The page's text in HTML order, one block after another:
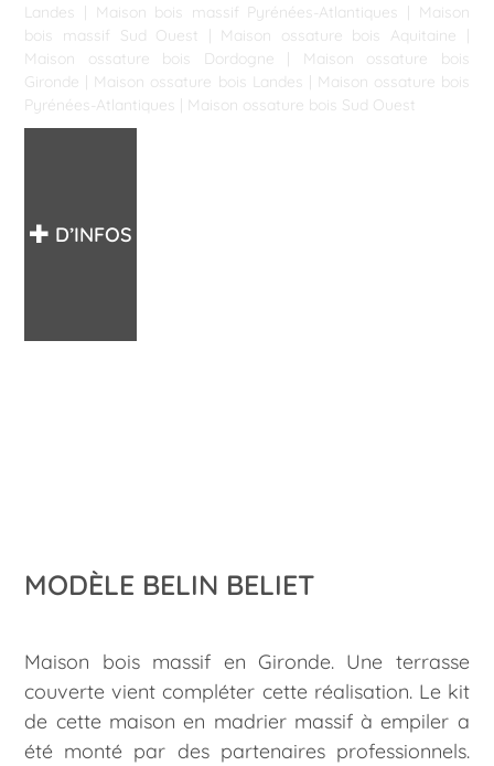
Landes | Maison bois massif Pyrénées-Atlantiques |
Maison
bois massif Sud Ouest
| Maison ossature bois Aquitaine |
Maison ossature bois Dordogne |
Maison ossature bois
Gironde | Maison ossature bois Landes | Maison ossature bois
Pyrénées-Atlantiques | Maison ossature bois Sud Ouest
D’INFOS
MODÈLE BELIN BELIET
Maison bois massif en Gironde. Une terrasse
couverte vient compléter cette réalisation. Le kit
de cette maison en madrier massif à empiler a
été monté par des partenaires professionnels.